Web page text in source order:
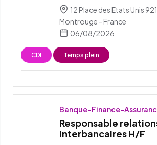
12 Place des Etats Unis
Montrouge - France
06/08/2026
CDI Temps plein
Banque-Finance-
Responsable
interbancaires H/F